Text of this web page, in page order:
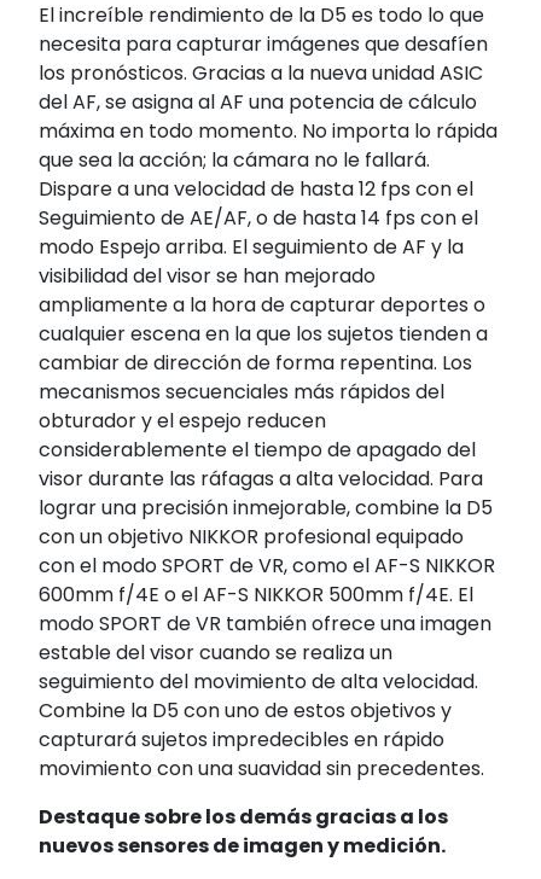
El increíble rendimiento de la D5 es todo lo que
necesita para capturar imágenes que desafíen
los pronósticos. Gracias a la nueva unidad ASIC
del AF, se asigna al AF una potencia de cálculo
máxima en todo momento. No importa lo rápida
que sea la acción; la cámara no le fallará.
Dispare a una velocidad de hasta 12 fps con el
Seguimiento de AE/AF, o de hasta 14 fps con el
modo Espejo arriba. El seguimiento de AF y la
visibilidad del visor se han mejorado
ampliamente a la hora de capturar deportes o
cualquier escena en la que los sujetos tienden a
cambiar de dirección de forma repentina. Los
mecanismos secuenciales más rápidos del
obturador y el espejo reducen
considerablemente el tiempo de apagado del
visor durante las ráfagas a alta velocidad. Para
lograr una precisión inmejorable, combine la D5
con un objetivo NIKKOR profesional equipado
con el modo SPORT de VR, como el AF-S NIKKOR
600mm f/4E o el AF-S NIKKOR 500mm f/4E. El
modo SPORT de VR también ofrece una imagen
estable del visor cuando se realiza un
seguimiento del movimiento de alta velocidad.
Combine la D5 con uno de estos objetivos y
capturará sujetos impredecibles en rápido
movimiento con una suavidad sin precedentes.
Destaque sobre los demás gracias a los
nuevos sensores de imagen y medición.